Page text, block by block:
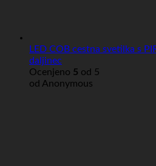
LED COB cestna svetilka s
daljinec
Ocenjeno 5 od 5
od Anonymous